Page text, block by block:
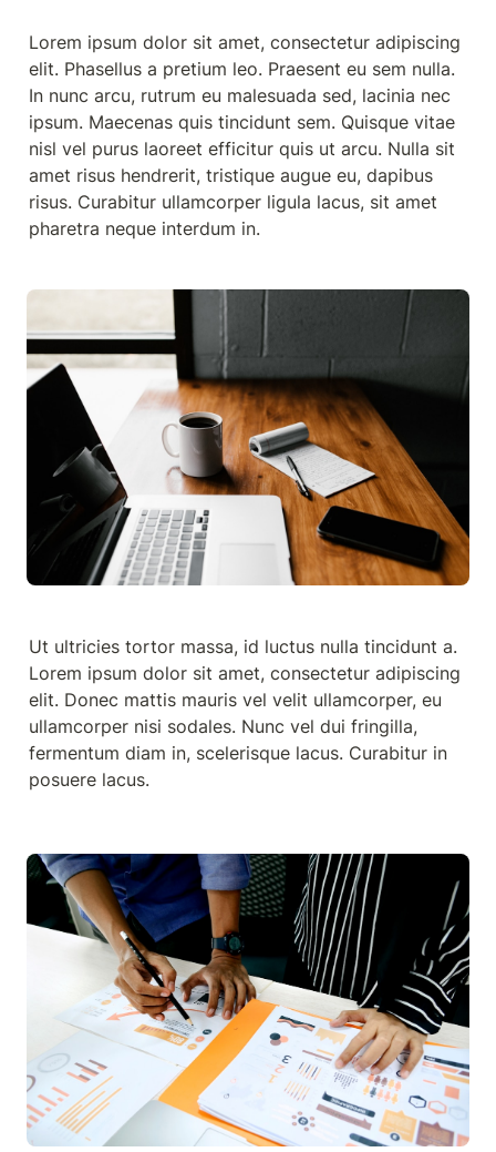
Lorem ipsum dolor sit amet, consectetur adipiscing
elit. Phasellus a pretium leo. Praesent eu sem nulla.
In nunc arcu, rutrum eu malesuada sed, lacinia nec
ipsum. Maecenas quis tincidunt sem. Quisque vitae
nisl vel purus laoreet efficitur quis ut arcu. Nulla sit
amet risus hendrerit, tristique augue eu, dapibus
risus. Curabitur ullamcorper ligula lacus, sit amet
pharetra neque interdum in.
Ut ultricies tortor massa, id luctus nulla tincidunt a.
Lorem ipsum dolor sit amet, consectetur adipiscing
elit. Donec mattis mauris vel velit ullamcorper, eu
ullamcorper nisi sodales. Nunc vel dui fringilla,
fermentum diam in, scelerisque lacus. Curabitur in
posuere lacus.